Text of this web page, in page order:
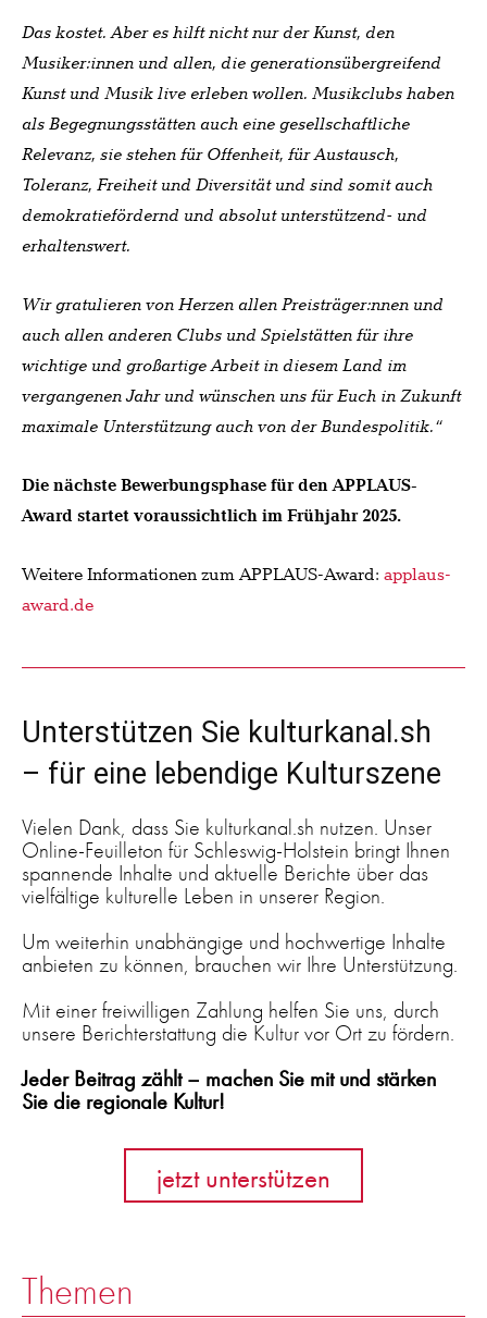
Das kostet. Aber es hilft nicht nur der Kunst, den
Musiker:innen und allen, die generationsübergreifend
Kunst und Musik live erleben wollen. Musikclubs haben
als Begegnungsstätten auch eine gesellschaftliche
Relevanz, sie stehen für Offenheit, für Austausch,
Toleranz, Freiheit und Diversität und sind somit auch
demokratiefördernd und absolut unterstützend- und
erhaltenswert.
Wir gratulieren von Herzen allen Preisträger:nnen und
auch allen anderen Clubs und Spielstätten für ihre
wichtige und großartige Arbeit in diesem Land im
vergangenen Jahr und wünschen uns für Euch in Zukunft
maximale Unterstützung auch von der Bundespolitik.“
Die nächste Bewerbungsphase für den APPLAUS-
Award startet voraussichtlich im Frühjahr 2025.
Weitere Informationen zum APPLAUS-Award: applaus-
award.de
Unterstützen Sie kulturkanal.sh
– für eine lebendige Kulturszene
Vielen Dank, dass Sie kulturkanal.sh nutzen. Unser
Online-Feuilleton für Schleswig-Holstein bringt Ihnen
spannende Inhalte und aktuelle Berichte über das
vielfältige kulturelle Leben in unserer Region.
Um weiterhin unabhängige und hochwertige Inhalte
anbieten zu können, brauchen wir Ihre Unterstützung.
Mit einer freiwilligen Zahlung helfen Sie uns, durch
unsere Berichterstattung die Kultur vor Ort zu fördern.
Jeder Beitrag zählt – machen Sie mit und stärken
Sie die regionale Kultur!
jetzt unterstützen
Themen